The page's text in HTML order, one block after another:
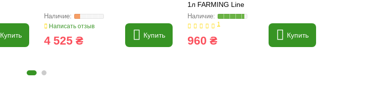
Купить
Написать отзыв
4 525 ₴ Купить
1л FARMING Line
1
960 ₴ Купить